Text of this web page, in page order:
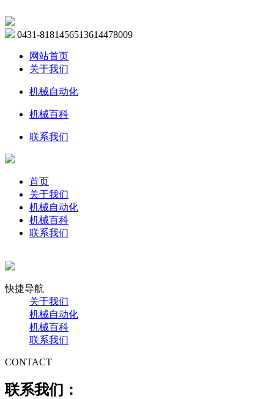
0431-8181456513614478009
网站首页
关于我们
机械自动化
机械百科
联系我们
首页
关于我们
机械自动化
机械百科
联系我们
快捷导航
关于我们
机械自动化
机械百科
联系我们
CONTACT
联系我们：